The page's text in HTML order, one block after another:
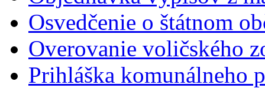
Osvedčenie o štátnom
Overovanie voličského
Prihláška komunálneho